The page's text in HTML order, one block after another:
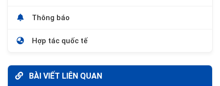
Thông báo
Hợp tác quốc tế
BÀI VIẾT LIÊN QUAN